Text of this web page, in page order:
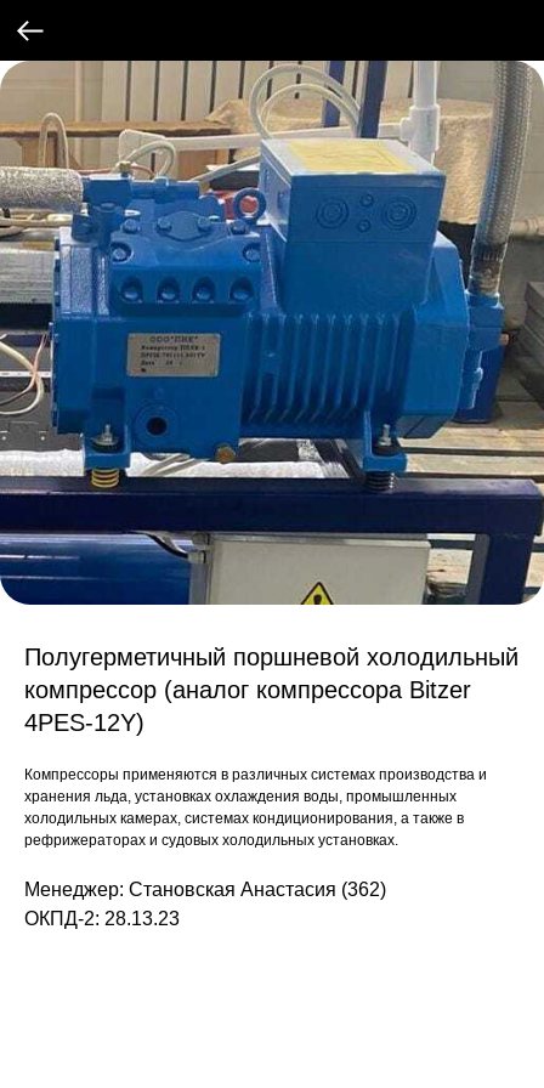
Полугерметичный поршневой холодильный
компрессор (аналог компрессора Bitzer
4PES-12Y)
Компрессоры применяются в различных системах производства и
хранения льда, установках охлаждения воды, промышленных
холодильных камерах, системах кондиционирования, а также в
рефрижераторах и судовых холодильных установках.
Менеджер: Становская Анастасия (362)
ОКПД-2: 28.13.23